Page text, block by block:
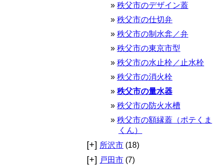
秩父市のデザイン蓋
秩父市の仕切弁
秩父市の制水弇／弁
秩父市の東京市型
秩父市の水止栓／止水栓
秩父市の消火栓
秩父市の量水器
秩父市の防火水槽
秩父市の額縁蓋（ポテくま
くん）
[+] 所沢市 (18)
[+] 戸田市 (7)